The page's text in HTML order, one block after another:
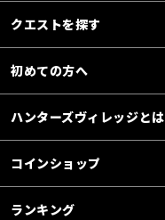
クエストを探す
初めての方へ
ハンターズヴィレッジとは
コインショップ
ランキング